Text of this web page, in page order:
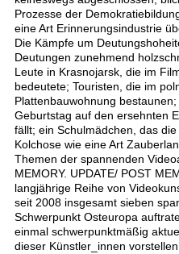
Prozesse der
eine Art Erinnerungsindustrie
Die Kämpfe um
Deutungen zunehmend
Leute in Krasnojarsk, die im
bedeutete; Touristen, die im
Plattenbauwohnung
Geburtstag auf den ersehnten
fällt; ein Schulmädchen, das
Kolchose wie eine Art
Themen der spannenden
MEMORY. UPDATE/ POST
langjährige Reihe von
seit 2008 insgesamt sieben
Schwerpunkt Osteuropa
einmal schwerpunktmäßig
dieser Künstler_innen